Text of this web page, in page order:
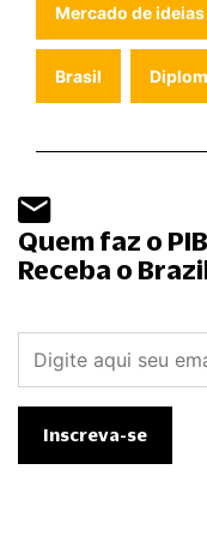
Mercado de ideias
Brasil
Quem faz o
Receba o